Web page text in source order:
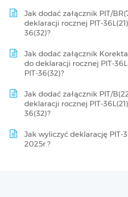
Jak dodać załącznik PIT/
deklaracji rocznej PIT-
36(32)?
Jak dodać załącznik
do deklaracji rocznej PIT-
PIT-36(32)?
Jak dodać załącznik PIT/
deklaracji rocznej PIT-
36(32)?
Jak wyliczyć deklarację PIT-
2025r.?